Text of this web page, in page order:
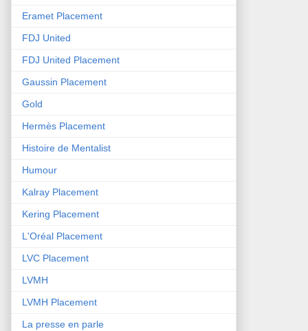
Eramet Placement
FDJ United
FDJ United Placement
Gaussin Placement
Gold
Hermès Placement
Histoire de Mentalist
Humour
Kalray Placement
Kering Placement
L'Oréal Placement
LVC Placement
LVMH
LVMH Placement
La presse en parle